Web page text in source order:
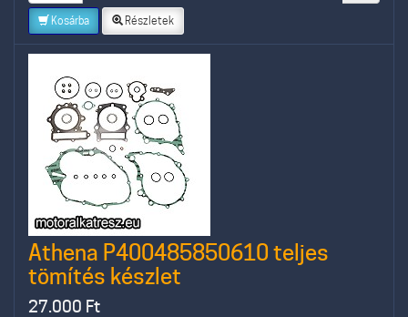
Kosárba Részletek
Athena P400485850610 teljes
tömítés készlet
27.000 Ft